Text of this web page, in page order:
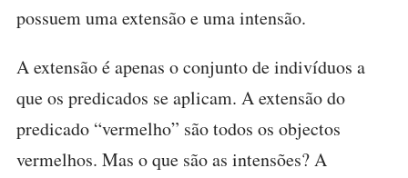
possuem uma extensão e uma intensão.
A extensão é apenas o conjunto de indivíduos a
que os predicados se aplicam. A extensão do
predicado “vermelho” são todos os objectos
vermelhos. Mas o que são as intensões? A